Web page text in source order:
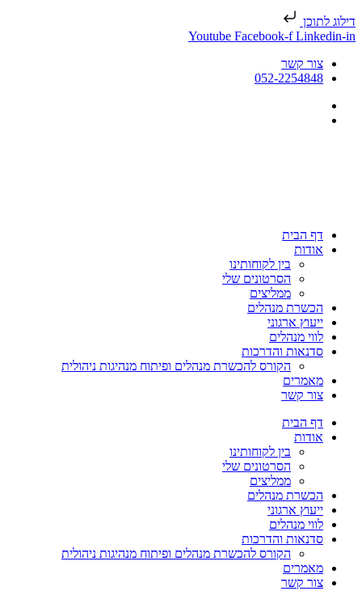
דילוג לתוכן
Youtube Facebook-f Linkedin-in
צור קשר
052-2254848
דף הבית
אודות
בין לקוחותינו
הסרטונים שלי
ממליצים
הכשרת מנהלים
ייעוץ ארגוני
לווי מנהלים
סדנאות והדרכות
הקורס להכשרת מנהלים ופיתוח מנהיגות ניהולית
מאמרים
צור קשר
דף הבית
אודות
בין לקוחותינו
הסרטונים שלי
ממליצים
הכשרת מנהלים
ייעוץ ארגוני
לווי מנהלים
סדנאות והדרכות
הקורס להכשרת מנהלים ופיתוח מנהיגות ניהולית
מאמרים
צור קשר